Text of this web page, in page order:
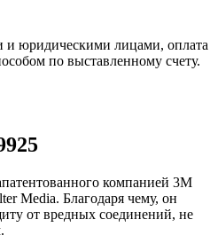
юридическими лицами, оплата
по выставленному счету.
компанией 3М
Media. Благодаря чему, он
от вредных соединений, не